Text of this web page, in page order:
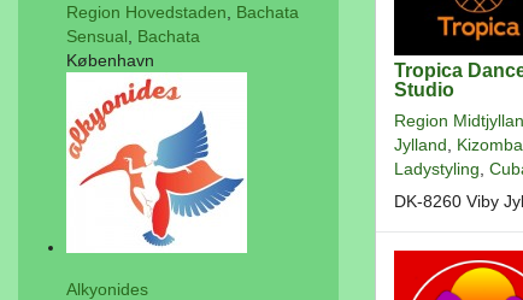
Tropica
Studio
Region
Jylland
Kizomba
Ladystyling
DK-8260 Viby
Region Hovedstaden
Bachata
Sensual
Bachata
København
Alkyonides